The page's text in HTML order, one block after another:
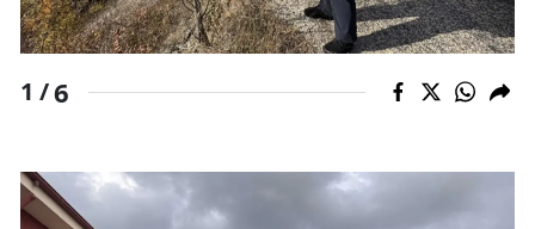
Kocaeli
Konya
Malatya
1 /6